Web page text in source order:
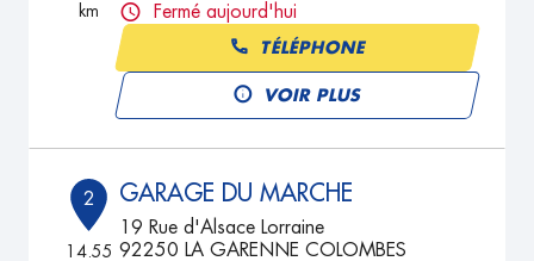
km
Fermé aujourd'hui
TÉLÉPHONE
VOIR PLUS
2
14.55
GARAGE DU MARCHE
19 Rue d'Alsace Lorraine
92250 LA GARENNE COLOMBES